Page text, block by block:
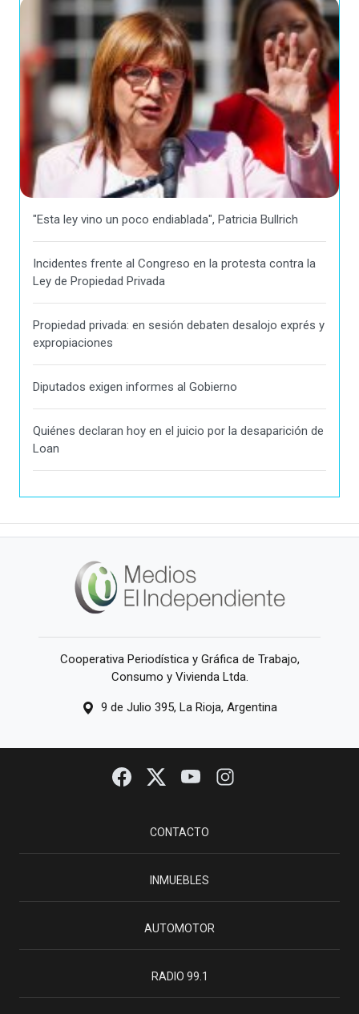
"Esta ley vino un poco endiablada", Patricia Bullrich
Incidentes frente al Congreso en la protesta contra la
Ley de Propiedad Privada
Propiedad privada: en sesión debaten desalojo exprés y
expropiaciones
Diputados exigen informes al Gobierno
Quiénes declaran hoy en el juicio por la desaparición de
Loan
Cooperativa Periodística y Gráfica de Trabajo,
Consumo y Vivienda Ltda.
9 de Julio 395, La Rioja, Argentina
CONTACTO
INMUEBLES
AUTOMOTOR
RADIO 99.1